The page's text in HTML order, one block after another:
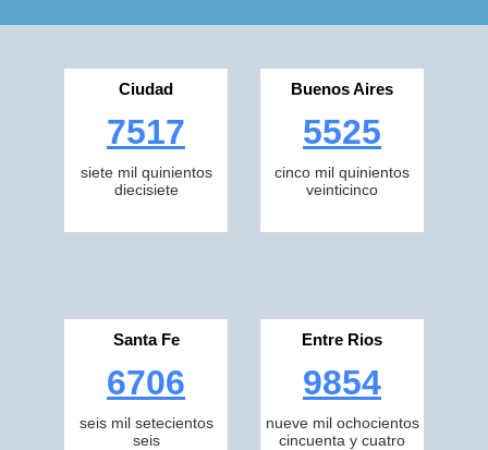
Ciudad
7517
siete mil quinientos
diecisiete
Buenos Aires
5525
cinco mil quinientos
veinticinco
Santa Fe
6706
seis mil setecientos
seis
Entre Rios
9854
nueve mil ochocientos
cincuenta y cuatro